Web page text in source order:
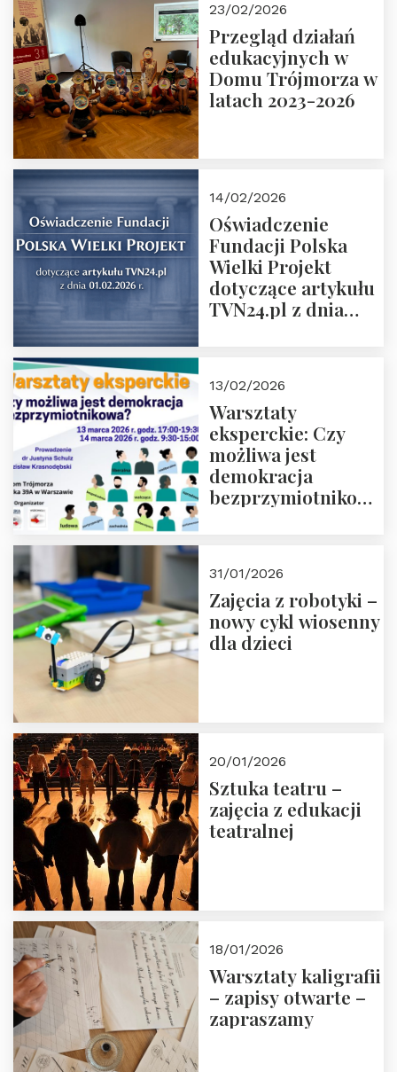
Rozmawiają red.
Grzegorz Górny i
prof. Michał
Łuczewski
23/02/2026
Przegląd działań
edukacyjnych w
Domu Trójmorza w
latach 2023-2026
14/02/2026
Oświadczenie
Fundacji Polska
Wielki Projekt
dotyczące artykułu
TVN24.pl z dnia
13/02/2026
Warsztaty
eksperckie: Czy
możliwa jest
demokracja
bezprzymiotnikowa?
31/01/2026
Zajęcia z robotyki –
nowy cykl wiosenny
dla dzieci
20/01/2026
Sztuka teatru –
zajęcia z edukacji
teatralnej
18/01/2026
Warsztaty kaligrafii
– zapisy otwarte –
zapraszamy